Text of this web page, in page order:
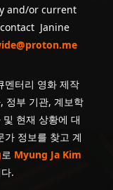
and/or current
Janine
멘터리 영화 제작
정부 기관, 계보학
현재 상황에 대
가 정보를 찾고 계
로 Myung Ja Kim
.